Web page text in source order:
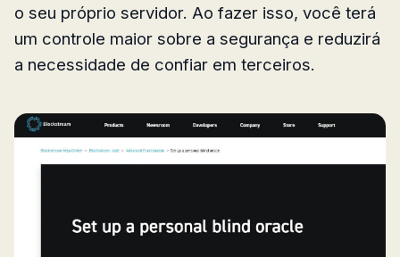
o seu próprio servidor. Ao fazer isso, você terá
um controle maior sobre a segurança e reduzirá
a necessidade de confiar em terceiros.